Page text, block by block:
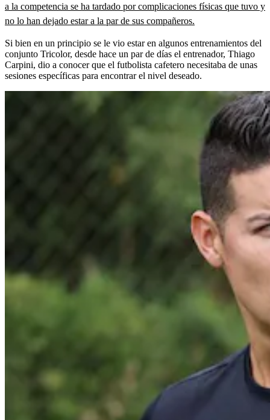
a la competencia se ha tardado por complicaciones físicas que tuvo y
no lo han dejado estar a la par de sus compañeros.
Si bien en un principio se le vio estar en algunos entrenamientos del
conjunto Tricolor, desde hace un par de días el entrenador, Thiago
Carpini, dio a conocer que el futbolista cafetero necesitaba de unas
sesiones específicas para encontrar el nivel deseado.